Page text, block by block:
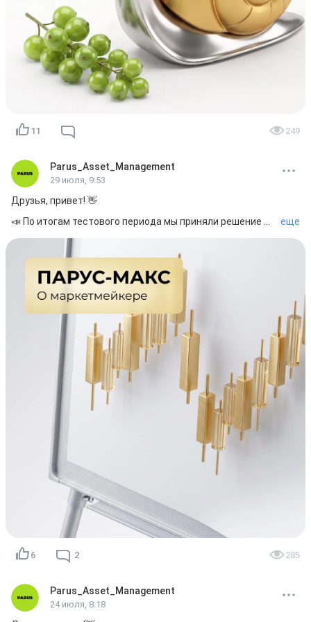
Ваш PARUS AM!💚
11 249
Parus_Asset_Management
29 июля, 9:53
Друзья, привет! 👋
📣 По итогам тестового периода мы приняли решение
фонду «ПАРУС-МАКС».
Тестирование позволило нам оценить работу
механизма в текущих рыночных условиях и собрать
необходимую статистику. Благодарим команду
маркетмейкера за сотрудничество и участие в
эксперименте!
📊 Мы продолжим наблюдать за динамикой торгов и
оценивать возможные инструменты развития
ликвидности фонда.
Ваш PARUS!💚
еще
6 2 285
Parus_Asset_Management
24 июля, 8:18